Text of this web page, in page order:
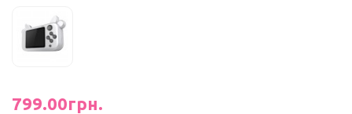
799.00грн.